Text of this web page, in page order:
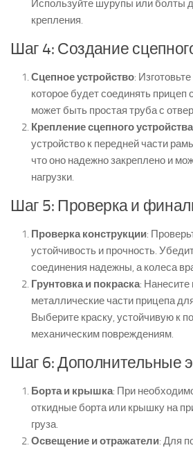
Используйте шурупы или болты
крепления.
Шаг 4: Создание
Сцепное устройство:
которое будет соединять прицеп
может быть простая труба с
Крепление сцепного устройства
устройство к передней части
что оно надежно закреплено и
нагрузки.
Шаг 5: Проверка и
Проверка конструкции:
устойчивость и прочность.
соединения надежны, а колеса
Грунтовка и покраска: Нанесите
металлические части прицепа
Выберите краску, устойчивую к
механическим повреждениям.
Шаг 6: Дополнительные
Борта и крышка: При
откидные борта или крышку на
груза.
Освещение и отражатели: Для